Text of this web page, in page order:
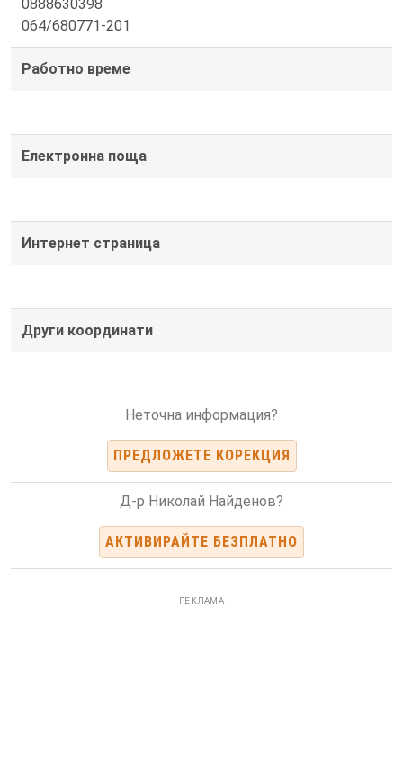
0888630398
064/680771-201
Работно време
Електронна поща
Интернет страница
Други координати
Неточна информация?
ПРЕДЛОЖЕТЕ КОРЕКЦИЯ
Д-р Николай Найденов?
АКТИВИРАЙТЕ БЕЗПЛАТНО
РЕКЛАМА